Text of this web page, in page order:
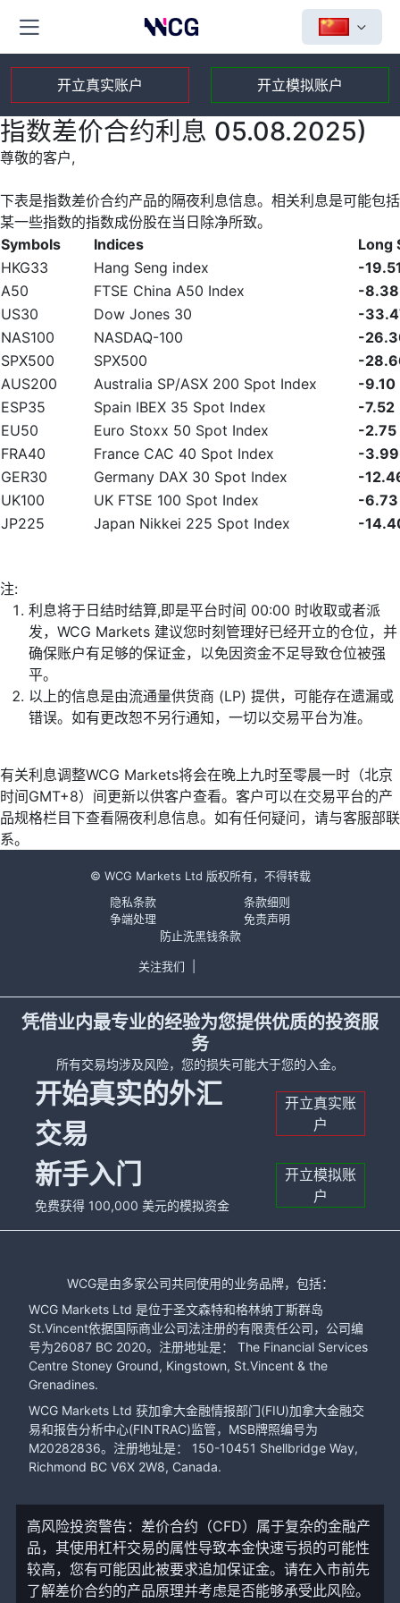
开立真实账户 开立模拟账户
指数差价合约利息 05.08.2025)
尊敬的客户,
下表是指数差价合约产品的隔夜利息信息。相关利息是可能包括
某一些指数的指数成份股在当日除净所致。
Symbols
Indices
Long
HKG33
Hang Seng index
-
A50
FTSE China A50 Index
-8.38
US30
Dow Jones 30
-
NAS100
NASDAQ-100
-
SPX500
SPX500
-
AUS200
Australia SP/ASX 200 Spot Index
-9.10
ESP35
Spain IBEX 35 Spot Index
-7.52
EU50
Euro Stoxx 50 Spot Index
-2.75
FRA40
France CAC 40 Spot Index
-3.99
GER30
Germany DAX 30 Spot Index
-
UK100
UK FTSE 100 Spot Index
-6.73
JP225
Japan Nikkei 225 Spot Index -
注:
利息将于日结时结算,即是平台时间 00:00 时收取或者派
发，WCG Markets 建议您时刻管理好已经开立的仓位，并
确保账户有足够的保证金，以免因资金不足导致仓位被强
平。
以上的信息是由流通量供货商 (LP) 提供，可能存在遗漏或
错误。如有更改恕不另行通知，一切以交易平台为准。
有关利息调整WCG Markets将会在晚上九时至零晨一时（北京
时间GMT+8）间更新以供客户查看。客户可以在交易平台的产
品规格栏目下查看隔夜利息信息。如有任何疑问，请与客服部联
系。
© WCG Markets Ltd 版权所有，不得转载
隐私条款
条款细则
争端处理
免责声明
防止洗黑钱条款
关注我们
凭借业内最专业的经验为您提供优质的投资服
务
所有交易均涉及风险，您的损失可能大于您的入金。
开始真实的外汇
交易
开立真实账
户
新手入门
免费获得 100,000 美元的模拟资金
开立模拟账
户
WCG是由多家公司共同使用的业务品牌，包括：
WCG Markets Ltd 是位于圣文森特和格林纳丁斯群岛
St.Vincent依据国际商业公司法注册的有限责任公司，公司编
号为26087 BC 2020。注册地址是： The Financial Services
Centre Stoney Ground, Kingstown, St.Vincent & the
Grenadines.
WCG Markets Ltd 获加拿大金融情报部门(FIU)加拿大金融交
易和报告分析中心(FINTRAC)监管，MSB牌照编号为
M20282836。注册地址是： 150-10451 Shellbridge Way,
Richmond BC V6X 2W8, Canada.
高风险投资警告：差价合约（CFD）属于复杂的金融产
品，其使用杠杆交易的属性导致本金快速亏损的可能性
较高，您有可能因此被要求追加保证金。请在入市前先
了解差价合约的产品原理并考虑是否能够承受此风险。